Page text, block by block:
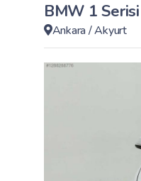
BMW 1
Ankara/Akyurt